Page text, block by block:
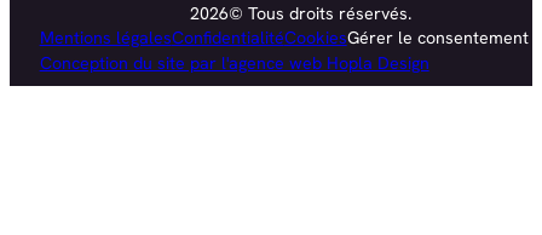
2026© Tous droits réservés.
Mentions légalesConfidentialitéCookiesGérer le consentement
Conception du site par l'agence web Hopla Design